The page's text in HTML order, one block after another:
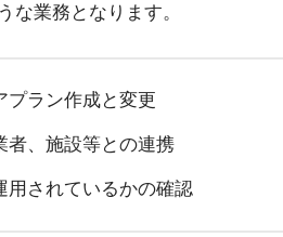
な業務となります。
プラン作成と変更
者、施設等との連携
用されているかの確認